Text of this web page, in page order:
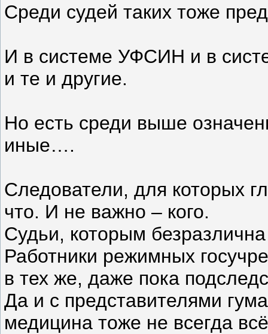
Среди судей таких тоже
И в системе УФСИН и в
и те и другие.
Но есть среди выше
иные….
Следователи, для которых
что. И не важно – кого.
Судьи, которым
Работники режимных
в тех же, даже пока
Да и с представителями
медицина тоже не всегда